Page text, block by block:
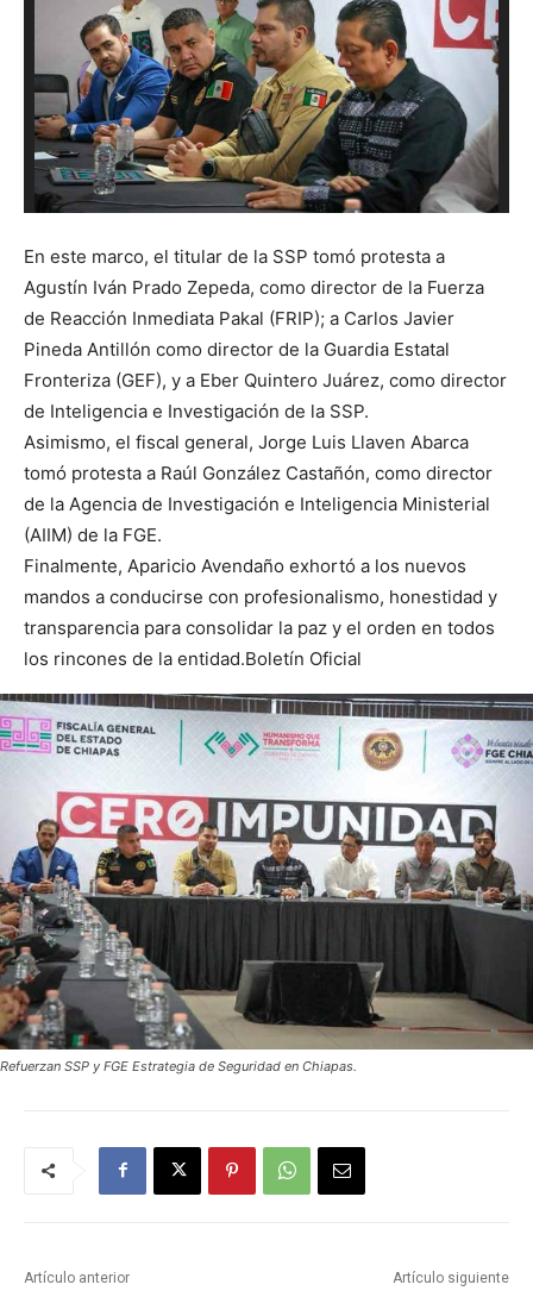
En este marco, el titular de la SSP tomó protesta a
Agustín Iván Prado Zepeda, como director de la Fuerza
de Reacción Inmediata Pakal (FRIP); a Carlos Javier
Pineda Antillón como director de la Guardia Estatal
Fronteriza (GEF), y a Eber Quintero Juárez, como director
de Inteligencia e Investigación de la SSP.
Asimismo, el fiscal general, Jorge Luis Llaven Abarca
tomó protesta a Raúl González Castañón, como director
de la Agencia de Investigación e Inteligencia Ministerial
(AIIM) de la FGE.
Finalmente, Aparicio Avendaño exhortó a los nuevos
mandos a conducirse con profesionalismo, honestidad y
transparencia para consolidar la paz y el orden en todos
los rincones de la entidad.Boletín Oficial
Refuerzan SSP y FGE Estrategia de Seguridad en Chiapas.
Artículo anterior Artículo siguiente